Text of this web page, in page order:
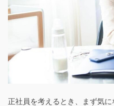
正社員を考えるとき、まず気